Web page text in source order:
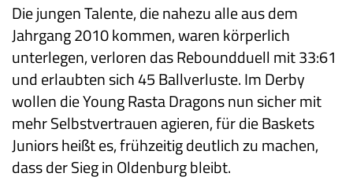
Die jungen Talente, die nahezu alle aus dem
Jahrgang 2010 kommen, waren körperlich
unterlegen, verloren das Reboundduell mit 33:61
und erlaubten sich 45 Ballverluste. Im Derby
wollen die Young Rasta Dragons nun sicher mit
mehr Selbstvertrauen agieren, für die Baskets
Juniors heißt es, frühzeitig deutlich zu machen,
dass der Sieg in Oldenburg bleibt.